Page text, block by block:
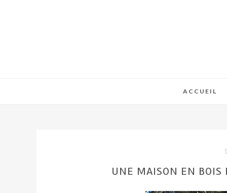
ACCUEIL
UNE MAISON EN BOIS